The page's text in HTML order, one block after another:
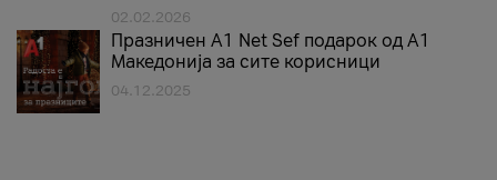
02.02.2026
Празничен A1 Net Sеf подарок од А1
Македонија за сите корисници
04.12.2025